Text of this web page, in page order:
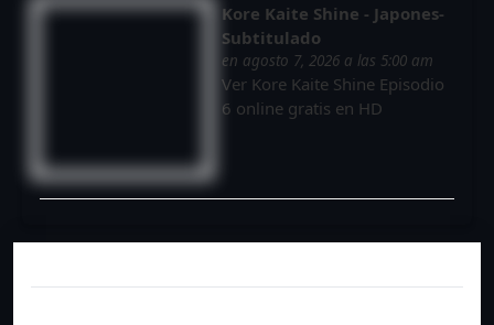
Kore Kaite Shine - Japones-
Subtitulado
en agosto 7, 2026 a las 5:00 am
Ver Kore Kaite Shine Episodio
6 online gratis en HD